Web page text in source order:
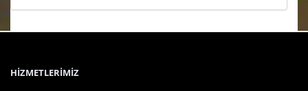
HİZMETLERİMİZ